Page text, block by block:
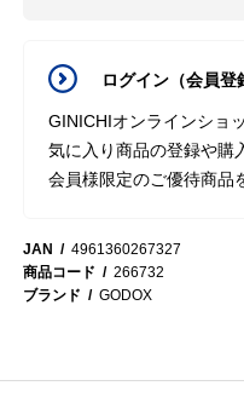
ログイン（会員登
GINICHIオンラインショ
気に入り商品の登録や購
会員様限定のご優待商品
JAN
4961360267327
商品コード
266732
ブランド
GODOX